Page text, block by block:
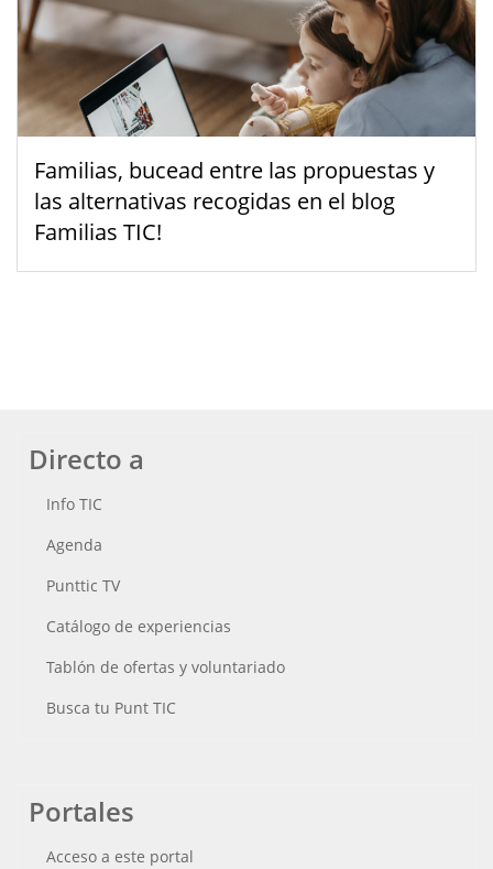
Familias, bucead entre las propuestas y
las alternativas recogidas en el blog
Familias TIC!
Directo a
Info TIC
Agenda
Punttic TV
Catálogo de experiencias
Tablón de ofertas y voluntariado
Busca tu Punt TIC
Portales
Acceso a este portal